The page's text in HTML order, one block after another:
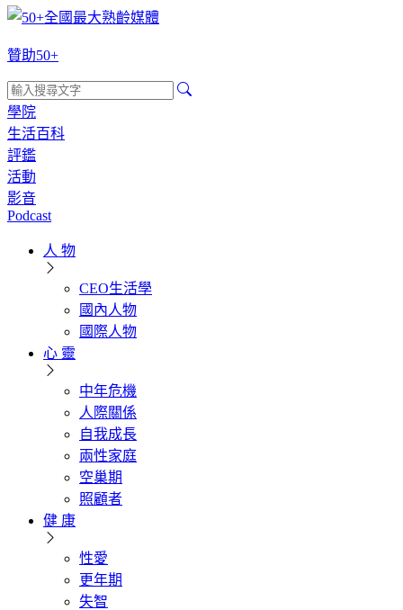
贊助50+
學院
生活百科
評鑑
活動
影音
Podcast
人 物
CEO生活學
國內人物
國際人物
心 靈
中年危機
人際關係
自我成長
兩性家庭
空巢期
照顧者
健 康
性愛
更年期
失智